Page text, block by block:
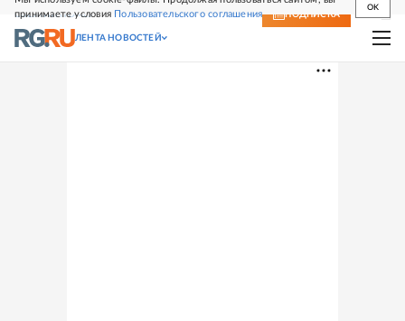
принимаете условия Пользовательского соглашения
OK
СВЕЖИЙ НОМЕР ПОДПИСКА
ЛЕНТА НОВОСТЕЙ